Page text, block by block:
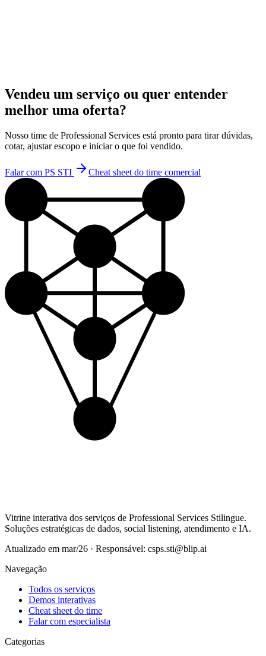
Vendeu um serviço ou quer entender
melhor uma oferta?
Nosso time de Professional Services está pronto para tirar dúvidas,
cotar, ajustar escopo e iniciar o que foi vendido.
Falar com PS STI Cheat sheet do time comercial
Vitrine interativa dos serviços de Professional Services Stilingue.
Soluções estratégicas de dados, social listening, atendimento e IA.
Atualizado em mar/26 · Responsável: csps.sti@blip.ai
Navegação
Todos os serviços
Demos interativas
Cheat sheet do time
Falar com especialista
Categorias